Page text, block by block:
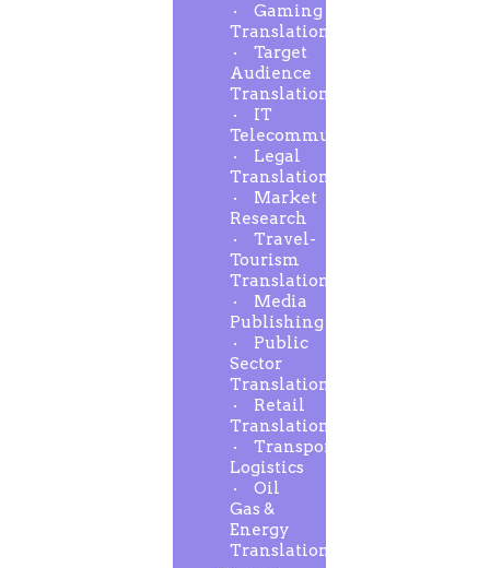
Gaming
Translation
Target
Audience
Translation
IT
Telecommunication
Legal
Translation
Market
Research
Travel-
Tourism
Translation
Media
Publishing
Public
Sector
Translation
Retail
Translation
Transport-
Logistics
Oil
Gas &
Energy
Translation